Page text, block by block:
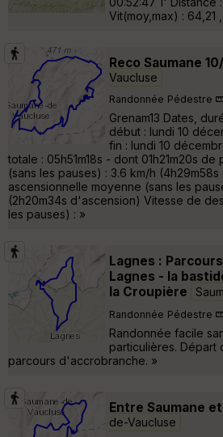
Vit(moy,max) : 64,21
Reco Saumane
Vaucluse
Randonnée Pédestre
Grenam13 Dates,
début : lundi 10
fin : lundi 10
totale : 05h51m18s - dont 01h21m20s
(sans les pauses) : 3.6 km/h
ascensionnelle moyenne (sans les
(2h20m34s d'ascension) Vitesse de
les pauses) : »
Lagnes :
Lagnes - la
la Croupière
Randonnée Pédestre
Randonnée facile
particulières. Départ
parcours d'accrobranche. »
Entre Saumane
de-Vaucluse